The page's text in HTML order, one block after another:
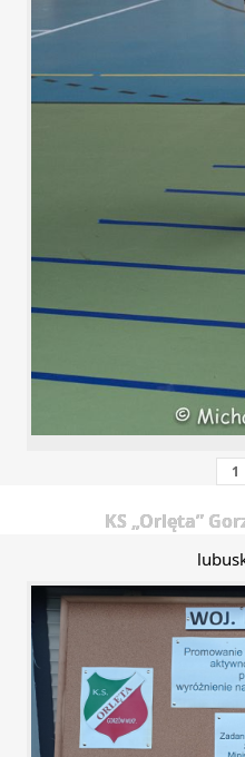
KS „Orlęta”